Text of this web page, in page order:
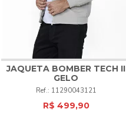
JAQUETA BOMBER TECH II
GELO
11290043121
R$ 499,90